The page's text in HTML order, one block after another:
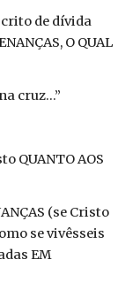
de dívida
O QUAL
cruz...”
QUANTO AOS
(se Cristo
se vivêsseis
EM